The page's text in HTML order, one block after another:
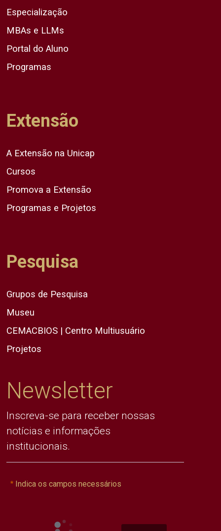
Especialização
MBAs e LLMs
Portal do Aluno
Programas
Extensão
A Extensão na Unicap
Cursos
Promova a Extensão
Programas e Projetos
Pesquisa
Grupos de Pesquisa
Museu
CEMACBIOS | Centro Multiusuário
Projetos
Newsletter
Inscreva-se para receber nossas
notícias e informações
institucionais.
Indica os campos necessários